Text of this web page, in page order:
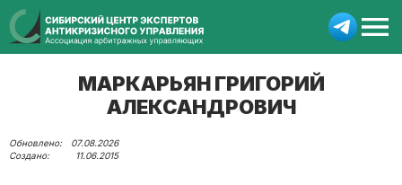
МАРКАРЬЯН ГРИГОРИЙ
АЛЕКСАНДРОВИЧ
07.08.2026
11.06.2015